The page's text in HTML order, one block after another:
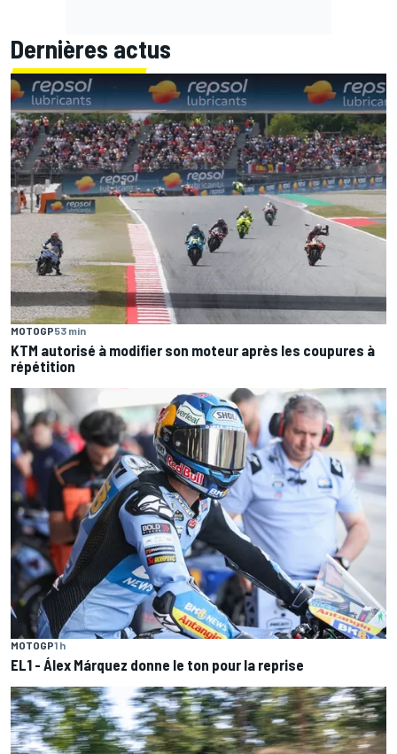
Dernières actus
MOTOGP53 min
KTM autorisé à modifier son moteur après les coupures à
répétition
MOTOGP1 h
EL1 - Álex Márquez donne le ton pour la reprise